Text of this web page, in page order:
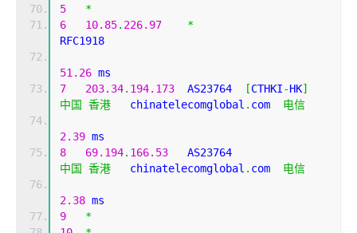
5
*
6
10.85. 226.97
*
RFC1918
51.26 ms
7
203.34. 194.173
  AS23764
[CTHKI-HK]
中国
香港
   chinatelecomglobal
. com 电信
2.39 ms
8
69.194. 166.53
中国
香港
   chinatelecomglobal
. com 电信
2.38 ms
9
*